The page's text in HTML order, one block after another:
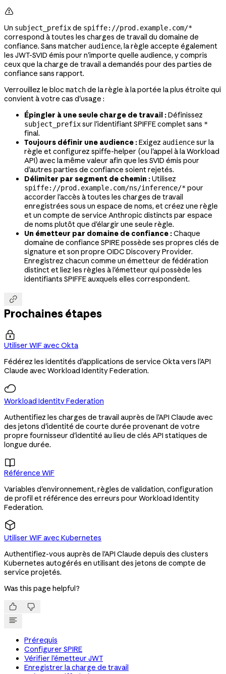

Un subject_prefixde spiffe://prod.example.com/*
correspond à toutes les charges de travail du domaine de
confiance. Sans matcher audience, la règle accepte également
les JWT-SVID émis pour n'importe quelle audience, y compris
ceux que la charge de travail a demandés pour des parties de
confiance sans rapport.
Verrouillez le bloc matchde la règle à la portée la plus étroite qui
convient à votre cas d'usage :
Épingler à une seule charge de travail :Définissez
subject_prefixsur l'identifiant SPIFFE complet sans *
final.
Toujours définir une audience :Exigez audiencesur la
règle et configurez spiffe-helper (ou l'appel à la Workload
API) avec la même valeur afin que les SVID émis pour
d'autres parties de confiance soient rejetés.
Délimiter par segment de chemin :Utilisez
spiffe://prod.example.com/ns/inference/*pour
accorder l'accès à toutes les charges de travail
enregistrées sous un espace de noms, et créez une règle
et un compte de service Anthropic distincts par espace
de noms plutôt que d'élargir une seule règle.
Un émetteur par domaine de confiance :Chaque
domaine de confiance SPIRE possède ses propres clés de
signature et son propre OIDC Discovery Provider.
Enregistrez chacun comme un émetteur de fédération
distinct et liez les règles à l'émetteur qui possède les
identifiants SPIFFE auxquels elles correspondent.

Prochaines étapes

Utiliser WIF avec Okta
Fédérez les identités d'applications de service Okta vers l'API
Claude avec Workload Identity Federation.
Workload Identity Federation
Authentifiez les charges de travail auprès de l'API Claude avec
des jetons d'identité de courte durée provenant de votre
propre fournisseur d'identité au lieu de clés API statiques de
longue durée.

Référence WIF
Variables d'environnement, règles de validation, configuration
de profil et référence des erreurs pour Workload Identity
Federation.
Utiliser WIF avec Kubernetes
Authentifiez-vous auprès de l'API Claude depuis des clusters
Kubernetes autogérés en utilisant des jetons de compte de
service projetés.
Was this page helpful?
 
Prérequis
Configurer SPIRE
Vérifier l'émetteur JWT
Enregistrer la charge de travail